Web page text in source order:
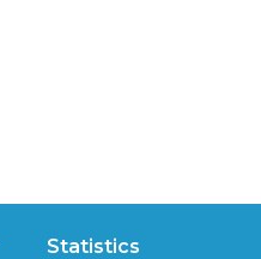
Statistics